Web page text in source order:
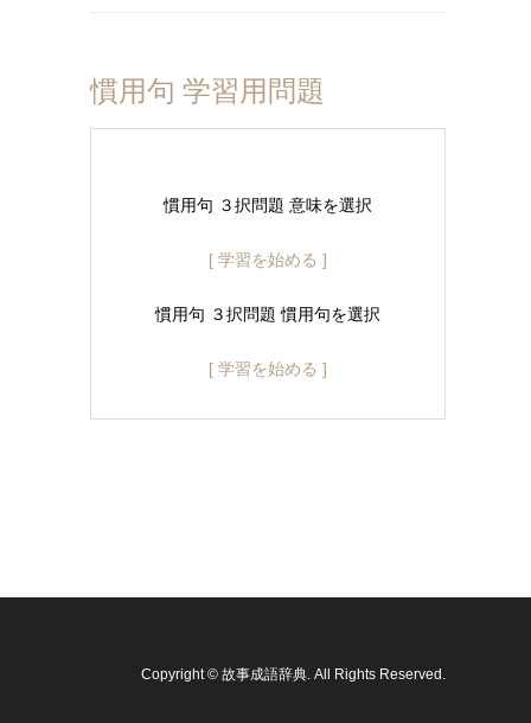
慣用句 学習用問題
慣用句 ３択問題 意味を選択
[ 学習を始める ]
慣用句 ３択問題 慣用句を選択
[ 学習を始める ]
Copyright © 故事成語辞典 . All Rights Reserved.